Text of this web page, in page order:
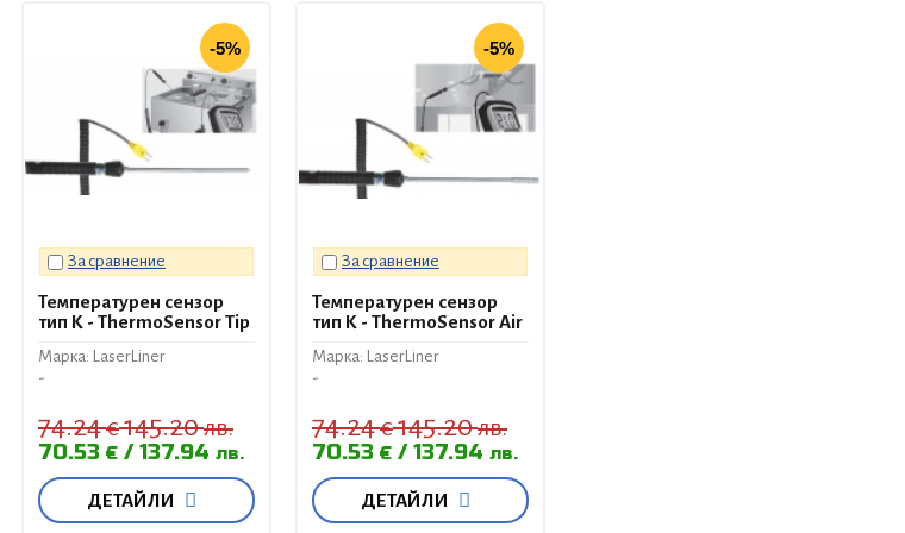
-5%
За сравнение
Температурен сензор
тип К - ThermoSensor Tip
Марка: LaserLiner
-
74.24€145.20лв.
70.53 € 137.94 лв.
ДЕТАЙЛИ
-5%
За сравнение
Температурен сензор
тип К - ThermoSensor Air
Марка: LaserLiner
-
74.24€145.20лв.
70.53 € 137.94 лв.
ДЕТАЙЛИ